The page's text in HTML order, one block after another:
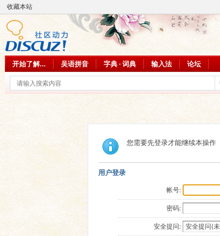
收藏本站
开始了解... 吴语拼音 字典 · 词典 输入法 论坛
您需要先登录才能继续本操作
用户登录
帐号:
密码:
安全提问: